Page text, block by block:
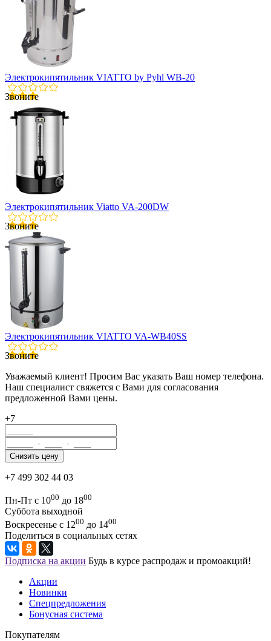
Электрокипятильник VIATTO by Pyhl WB-20
Звоните
Электрокипятильник Viatto VA-200DW
Звоните
Электрокипятильник VIATTO VA-WB40SS
Звоните
Уважаемый клиент! Просим Вас указать Ваш номер телефона.
Наш специалист свяжется с Вами для согласования
предложенной Вами цены.
+7
+7 499 302 44 03
Пн-Пт с 1000 до 1800
Суббота выходной
Воскресенье с 1200 до 1400
Поделиться в социальных сетях
Подписка на акции Будь в курсе распродаж и промоакций!
Акции
Новинки
Спецпредложения
Бонусная система
Покупателям